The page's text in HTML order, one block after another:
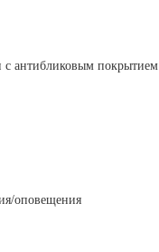
с антибликовым покрытием
оповещения